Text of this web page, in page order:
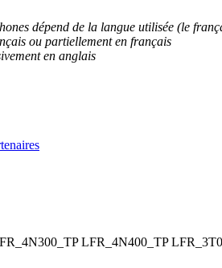
dépend de la langue utilisée (le
ou partiellement en français
en anglais
LFR_4N400_TP